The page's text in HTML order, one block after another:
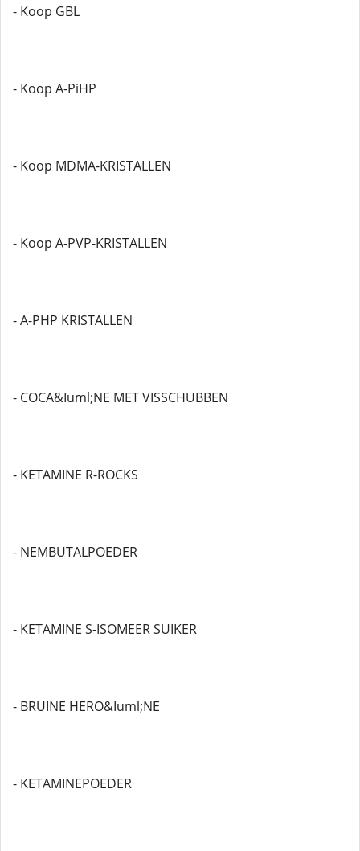
- Koop GBL
- Koop A-PiHP
- Koop MDMA-KRISTALLEN
- Koop A-PVP-KRISTALLEN
- A-PHP KRISTALLEN
- COCA&Iuml;NE MET VISSCHUBBEN
- KETAMINE R-ROCKS
- NEMBUTALPOEDER
- KETAMINE S-ISOMEER SUIKER
- BRUINE HERO&Iuml;NE
- KETAMINEPOEDER